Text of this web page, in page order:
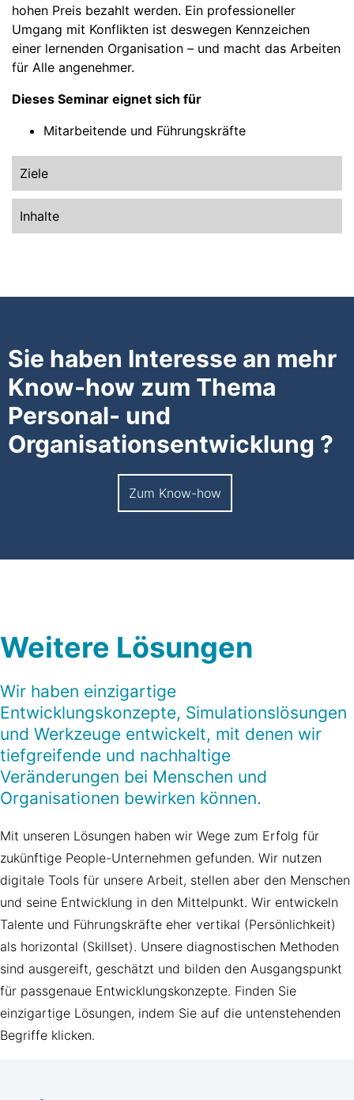
hohen Preis bezahlt werden. Ein professioneller
Umgang mit Konflikten ist deswegen Kennzeichen
einer lernenden Organisation – und macht das Arbeiten
für Alle angenehmer.
Dieses Seminar eignet sich für
Mitarbeitende und Führungskräfte
Ziele
Inhalte
Sie haben Interesse an mehr
Know-how zum Thema
Personal- und
Organisationsentwicklung ?
Zum Know-how
Weitere Lösungen
Wir haben einzigartige
Entwicklungskonzepte, Simulationslösungen
und Werkzeuge entwickelt, mit denen wir
tiefgreifende und nachhaltige
Veränderungen bei Menschen und
Organisationen bewirken können.
Mit unseren Lösungen haben wir Wege zum Erfolg für
zukünftige People-Unternehmen gefunden. Wir nutzen
digitale Tools für unsere Arbeit, stellen aber den Menschen
und seine Entwicklung in den Mittelpunkt. Wir entwickeln
Talente und Führungskräfte eher vertikal (Persönlichkeit)
als horizontal (Skillset). Unsere diagnostischen Methoden
sind ausgereift, geschätzt und bilden den Ausgangspunkt
für passgenaue Entwicklungskonzepte. Finden Sie
einzigartige Lösungen, indem Sie auf die untenstehenden
Begriffe klicken.